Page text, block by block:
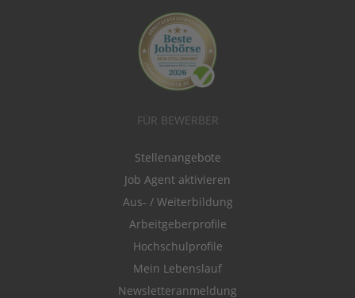
FÜR BEWERBER
Stellenangebote
Job Agent aktivieren
Aus- / Weiterbildung
Arbeitgeberprofile
Hochschulprofile
Mein Lebenslauf
Newsletteranmeldung